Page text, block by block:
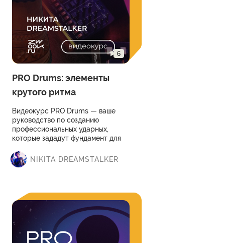
6
PRO Drums: элементы
крутого ритма
Видеокурс PRO Drums — ваше
руководство по созданию
профессиональных ударных,
которые зададут фундамент для
электронной музыки.
NIKITA DREAMSTALKER